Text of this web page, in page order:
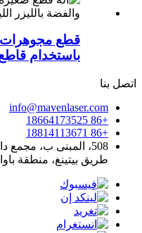
قطع
باستخدام
اتصل بنا
info@mavenlaser.com
+86 18664173525
+86 18814113671
طريق بيتينغ، منطقة